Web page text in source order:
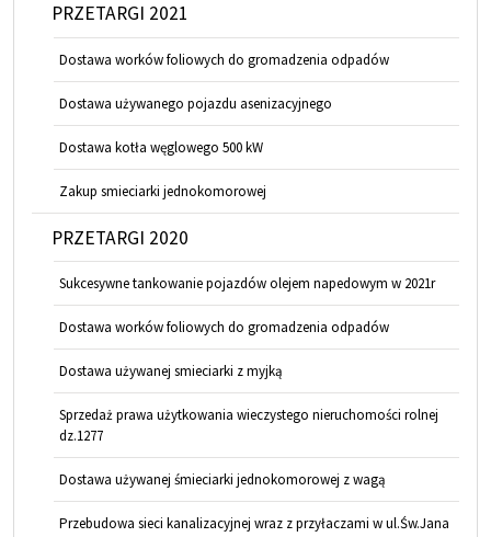
PRZETARGI 2021
Dostawa worków foliowych do gromadzenia odpadów
Dostawa używanego pojazdu asenizacyjnego
Dostawa kotła węglowego 500 kW
Zakup smieciarki jednokomorowej
PRZETARGI 2020
Sukcesywne tankowanie pojazdów olejem napedowym w 2021r
Dostawa worków foliowych do gromadzenia odpadów
Dostawa używanej smieciarki z myjką
Sprzedaż prawa użytkowania wieczystego nieruchomości rolnej
dz.1277
Dostawa używanej śmieciarki jednokomorowej z wagą
Przebudowa sieci kanalizacyjnej wraz z przyłaczami w ul.Św.Jana